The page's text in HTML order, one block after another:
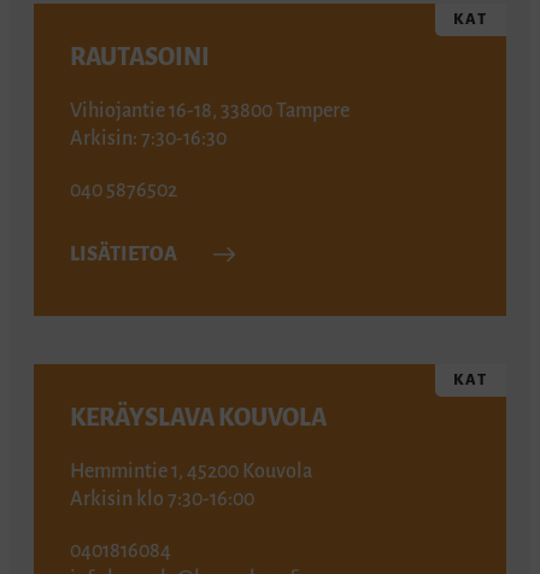
KAT
RAUTASOINI
Vihiojantie 16-18, 33800 Tampere
Arkisin: 7:30-16:30
040 5876502
LISÄTIETOA
KAT
KERÄYSLAVA KOUVOLA
Hemmintie 1, 45200 Kouvola
Arkisin klo 7:30-16:00
0401816084